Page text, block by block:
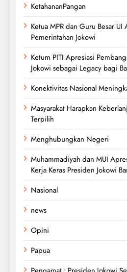
KetahananPangan
Ketua MPR dan Guru Besar UI
Pemerintahan Jokowi
Ketum PITI Apresiasi
Jokowi sebagai Legacy bagi
Konektivitas Nasional
Masyarakat Harapkan
Terpilih
Menghubungkan Negeri
Muhammadiyah dan MUI
Kerja Keras Presiden Jokowi
Nasional
news
Opini
Papua